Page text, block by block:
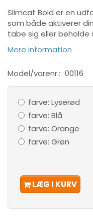
Slimcat Bold er en
som både aktiverer
tabe sig eller
Mere information
Model/varenr.: 00116
farve: Lyserød
farve: Blå
farve: Orange
farve: Grøn
LÆG I KURV